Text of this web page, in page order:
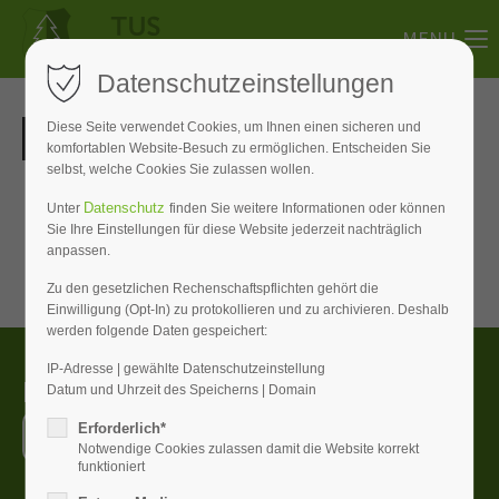
MENU
Im Moment sind keine Nachrichten vorhanden.
Melde dich bei uns
Mitglied we
Datenschutzeinstellungen
Diese Seite verwendet Cookies, um Ihnen einen sicheren und
komfortablen Website-Besuch zu ermöglichen. Entscheiden Sie
selbst, welche Cookies Sie zulassen wollen.
Unter Datenschutzfinden Sie weitere Informationen oder können
Sie Ihre Einstellungen für diese Website jederzeit nachträglich
anpassen.
Zu den gesetzlichen Rechenschaftspflichten gehört die
Einwilligung (Opt-In) zu protokollieren und zu archivieren. Deshalb
werden folgende Daten gespeichert:
IP-Adresse | gewählte Datenschutzeinstellung
Datum und Uhrzeit des Speicherns | Domain
Erforderlich*
Notwendige Cookies zulassen damit die Website korrekt
funktioniert